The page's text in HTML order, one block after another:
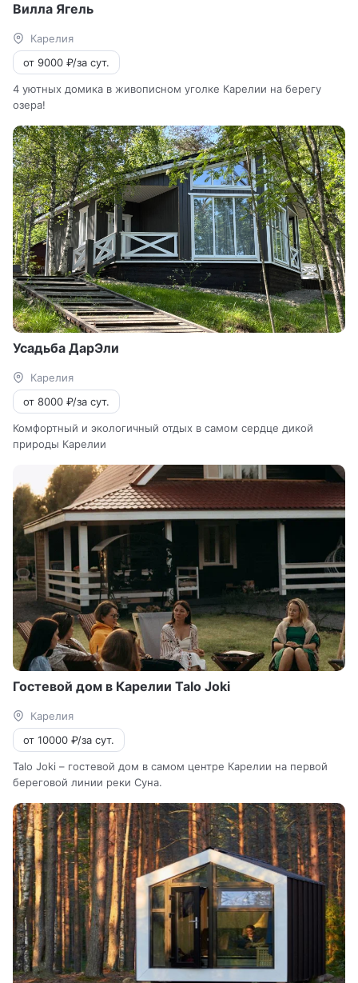
Вилла Ягель
Карелия
от 9000 ₽/за сут.
4 уютных домика в живописном уголке Карелии на берегу
озера!
Усадьба ДарЭли
Карелия
от 8000 ₽/за сут.
Комфортный и экологичный отдых в самом сердце дикой
природы Карелии
Гостевой дом в Карелии Talo Joki
Карелия
от 10000 ₽/за сут.
Talo Joki – гостевой дом в самом центре Карелии на первой
береговой линии реки Суна.